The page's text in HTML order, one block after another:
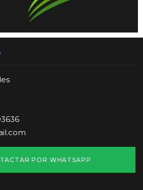
POR WHATSAPP